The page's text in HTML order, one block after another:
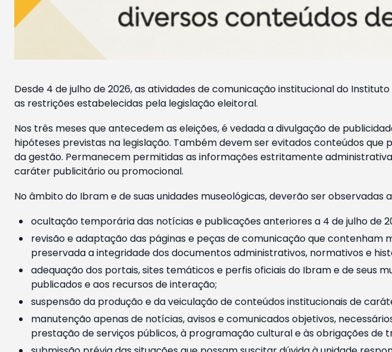
Desde 4 de julho de 2026, as atividades de comunicação institucional do
as restrições estabelecidas pela legislação eleitoral.
Nos três meses que antecedem as eleições, é vedada a divulgação de
hipóteses previstas na legislação. Também devem ser evitados conteúdos
da gestão. Permanecem permitidas as informações estritamente
caráter publicitário ou promocional.
No âmbito do Ibram e de suas unidades museológicas, deverão ser observadas
ocultação temporária das notícias e publicações anteriores a 4 de julho de
revisão e adaptação das páginas e peças de comunicação que contenham
preservada a integridade dos documentos administrativos, normativos e
adequação dos portais, sites temáticos e perfis oficiais do Ibram e de seus
publicados e aos recursos de interação;
suspensão da produção e da veiculação de conteúdos institucionais de
manutenção apenas de notícias, avisos e comunicados objetivos,
prestação de serviços públicos, à programação cultural e às obrigações de